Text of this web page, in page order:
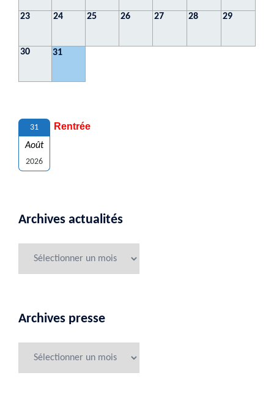
23 24 25 26 27 28 29
30 31
31
Août
2026
Rentrée
Archives actualités
Archives presse